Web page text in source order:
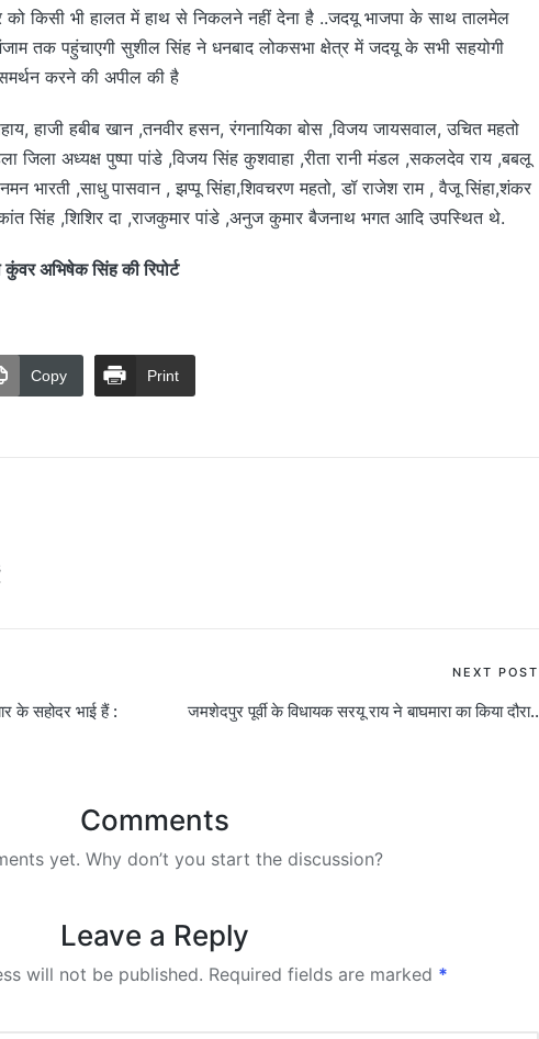
किसी भी हालत में हाथ से निकलने नहीं देना है ..जदयू भाजपा के साथ तालमेल
तक पहुंचाएगी सुशील सिंह ने धनबाद लोकसभा क्षेत्र में जदयू के सभी सहयोगी
समर्थन करने की अपील की है
हबीब खान ,तनवीर हसन, रंगनायिका बोस ,विजय जायसवाल, उचित महतो
जिला अध्यक्ष पुष्पा पांडे ,विजय सिंह कुशवाहा ,रीता रानी मंडल ,सकलदेव राय ,बबलू
भारती ,साधु पासवान , झप्पू सिंहा,शिवचरण महतो, डॉ राजेश राम , वैजू सिंहा,शंकर
सिंह ,शिशिर दा ,राजकुमार पांडे ,अनुज कुमार बैजनाथ भगत आदि उपस्थित थे.
अभिषेक सिंह की रिपोर्ट
Copy Print
के सहोदर भाई हैं :
NEXT POST
जमशेदपुर पूर्वी के विधायक सरयू राय ने बाघमारा का किया दौरा..
Comments
yet. Why don’t you start the discussion?
Leave a Reply
will not be published. Required fields are marked *